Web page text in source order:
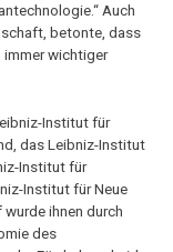
Auch
betonte, dass
immer wichtiger
Institut für
das Leibniz-Institut
Institut für
Institut für Neue
ihnen durch
des